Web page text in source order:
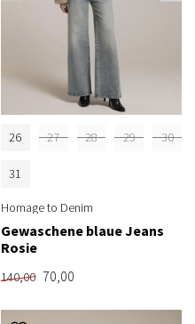
26 27 28 29 30
31
Homage to Denim
Gewaschene blaue Jeans
Rosie
140,00 70,00